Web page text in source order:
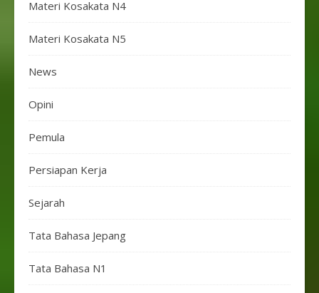
Materi Kosakata N4
Materi Kosakata N5
News
Opini
Pemula
Persiapan Kerja
Sejarah
Tata Bahasa Jepang
Tata Bahasa N1